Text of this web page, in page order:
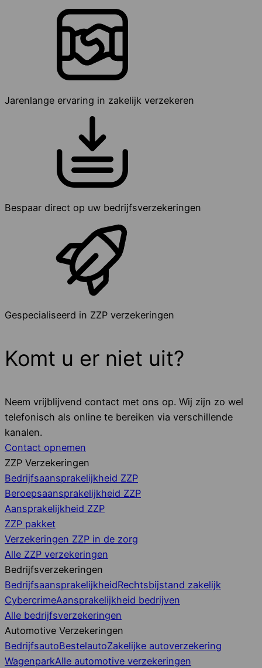
Jarenlange ervaring in zakelijk verzekeren
Bespaar direct op uw bedrijfsverzekeringen
Gespecialiseerd in ZZP verzekeringen
Komt u er niet uit?
Neem vrijblijvend contact met ons op. Wij zijn zo wel
telefonisch als online te bereiken via verschillende
kanalen.
Contact opnemen
ZZP Verzekeringen
Bedrijfsaansprakelijkheid ZZP
Beroepsaansprakelijkheid ZZP
Aansprakelijkheid ZZP
ZZP pakket
Verzekeringen ZZP in de zorg
Alle ZZP verzekeringen
Bedrijfsverzekeringen
BedrijfsaansprakelijkheidRechtsbijstand zakelijk
CybercrimeAansprakelijkheid bedrijven
Alle bedrijfsverzekeringen
Automotive Verzekeringen
BedrijfsautoBestelautoZakelijke autoverzekering
WagenparkAlle automotive verzekeringen